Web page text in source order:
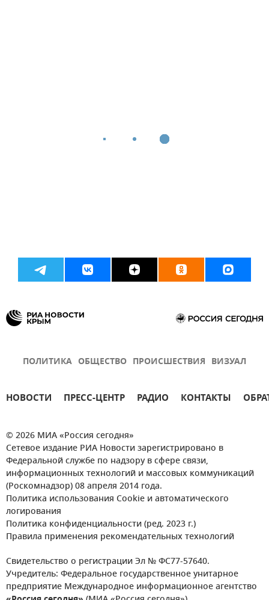
ПОЛИТИКА ОБЩЕСТВО ПРОИСШЕСТВИЯ ВИЗУАЛ
НОВОСТИ ПРЕСС-ЦЕНТР РАДИО КОНТАКТЫ
© 2026 МИА «Россия сегодня»
Сетевое издание РИА Новости зарегистрировано в
Федеральной службе по надзору в сфере связи,
информационных технологий и массовых коммуникаций
(Роскомнадзор) 08 апреля 2014 года.
Политика использования Cookie и автоматического
логирования
Политика конфиденциальности (ред. 2023 г.)
Правила применения рекомендательных технологий
Свидетельство о регистрации Эл № ФС77-57640.
Учредитель: Федеральное государственное унитарное
предприятие Международное информационное агентство